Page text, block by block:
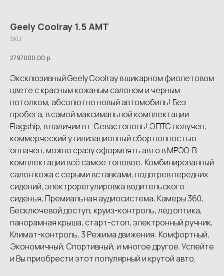
Geely Coolray 1.5 AMT
SKU:
2797000,00 р.
Эксклюзивный Geely Coolray в шикарном фиолетовом
цвете с красным кожаным салоном и черным
потолком, абсолютно новый автомобиль! Без
пробега, в самой максимальной комплектации
Flagship, в наличии в г. Севастополь! ЭПТС получен,
коммерческий утилизационный сбор полностью
оплачен, можно сразу оформлять авто в МРЭО. В
комплектации всё самое топовое: Комбинированный
салон кожа с серыми вставками, подогрев передних
сидений, электрорегулировка водительского
сиденья, Премиальная аудиосистема, Камеры 360,
Бесключевой доступ, круиз-контроль, лед оптика,
панорамная крыша, старт-стоп, электронный ручник,
Климат-контроль, 3 Режима движения: Комфортный,
Экономичный, Спортивный, и многое другое. Успейте
и Вы приобрести этот популярный и крутой авто.